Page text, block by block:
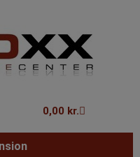
0,00 kr.